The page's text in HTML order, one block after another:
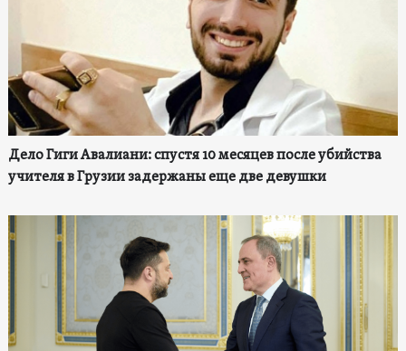
Дело Гиги Авалиани: спустя 10 месяцев после убийства
учителя в Грузии задержаны еще две девушки